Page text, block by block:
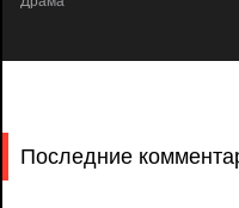
Какой шок настигает
экзоскелетом, у него
Последние